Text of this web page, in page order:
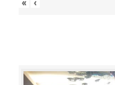
« ‹